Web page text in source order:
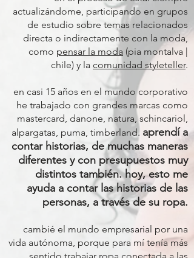
actualizándome, participando en grupos
de estudio sobre temas relacionados
directa o indirectamente con la moda,
como pensar la moda (pia montalva |
chile) y la comunidad styleteller.
en casi 15 años en el mundo corporativo
he trabajado con grandes marcas como
mastercard, danone, natura, schincariol,
alpargatas, puma, timberland. aprendí a
contar historias, de muchas maneras
diferentes y con presupuestos muy
distintos también. hoy, esto me
ayuda a contar las historias de las
personas, a través de su ropa.
cambié el mundo empresarial por una
vida autónoma, porque para mí tenía más